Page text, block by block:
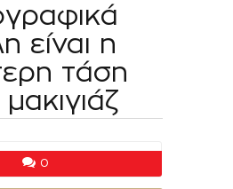
είναι η
τάση
0